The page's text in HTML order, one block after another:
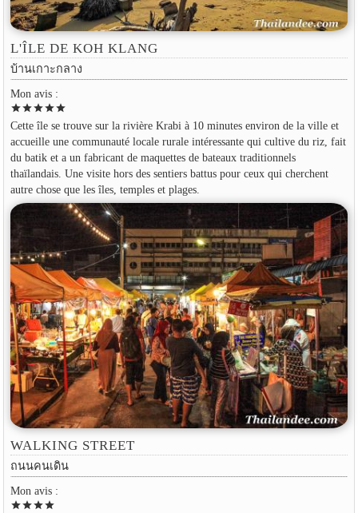
L'ÎLE DE KOH KLANG
บ้านเกาะกลาง
Mon avis :
starstarstarstarstar
Cette île se trouve sur la rivière Krabi à 10 minutes environ de la ville et
accueille une communauté locale rurale intéressante qui cultive du riz, fait
du batik et a un fabricant de maquettes de bateaux traditionnels
thaïlandais. Une visite hors des sentiers battus pour ceux qui cherchent
autre chose que les îles, temples et plages.
WALKING STREET
ถนนคนเดิน
Mon avis :
starstarstarstar